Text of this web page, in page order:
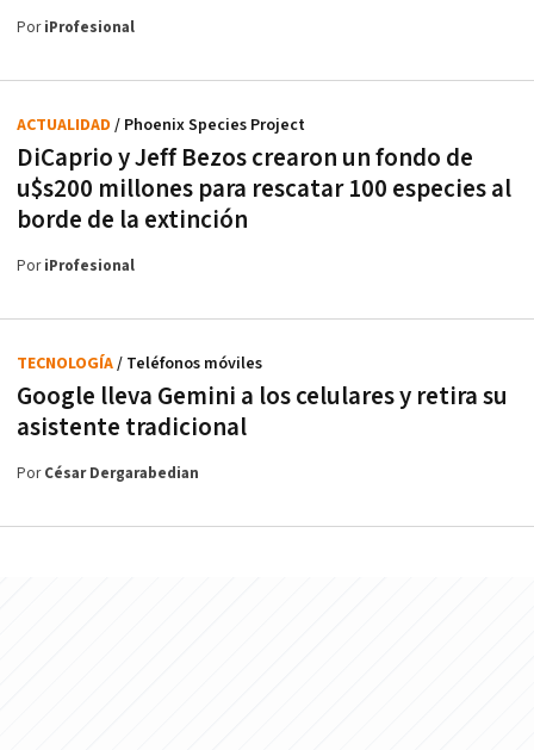
PoriProfesional
DiCaprio y Jeff Bezos crearon un fondo de
u$s200 millones para rescatar 100 especies al
borde de la extinción
ACTUALIDAD / Phoenix Species Project
PoriProfesional
Google lleva Gemini a los celulares y retira su
asistente tradicional
TECNOLOGÍA/ Teléfonos móviles
PorCésar Dergarabedian